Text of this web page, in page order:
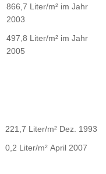
866,7 Liter/m² im Jahr
2003
497,8 Liter/m² im Jahr
2005
221,7 Liter/m² Dez. 1993
0,2 Liter/m² April 2007